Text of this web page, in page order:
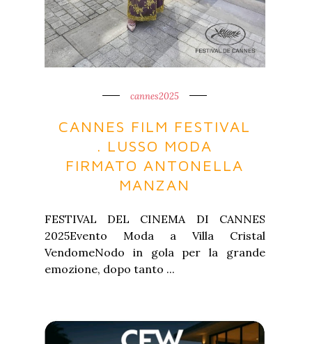
cannes2025
CANNES FILM FESTIVAL
. LUSSO MODA
FIRMATO ANTONELLA
MANZAN
FESTIVAL DEL CINEMA DI CANNES
2025Evento Moda a Villa Cristal
VendomeNodo in gola per la grande
emozione, dopo tanto ...